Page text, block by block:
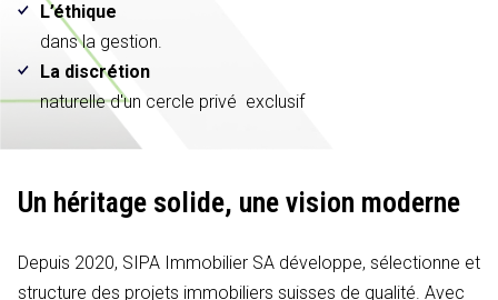
L’éthique
dans la gestion.
La discrétion
naturelle d'un cercle privé exclusif
Un héritage solide, une vision moderne
Depuis 2020, SIPA Immobilier SA développe, sélectionne et
structure des projets immobiliers suisses de qualité. Avec